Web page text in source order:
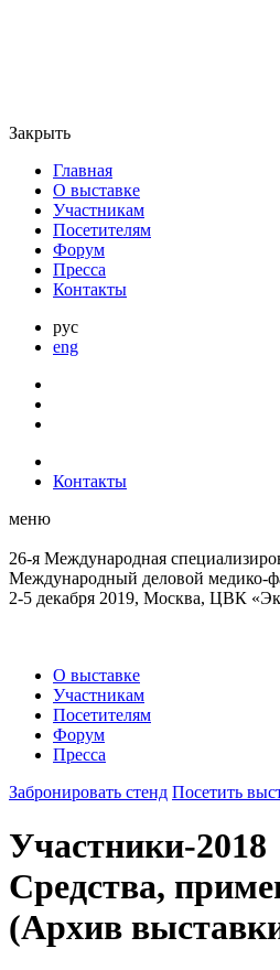
Закрыть
Главная
О выставке
Участникам
Посетителям
Форум
Пресса
Контакты
рус
eng
Контакты
меню
26-я Международная
Международный деловой медико-
2-5 декабря 2019, Москва, ЦВК
О выставке
Участникам
Посетителям
Форум
Пресса
Забронировать стенд Посетить
Участники-2018
Средства,
(Архив